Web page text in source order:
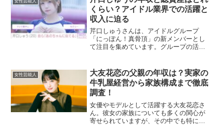
くらい？アイドル業界での活躍と
収入に迫る
芹口しゅうさんは、アイドルグループ
「にっぽん！真骨頂」の新メンバーとし
て注目を集めています。グループの活動
の記事では、彼女の活躍や年収、総資産
について詳しく見ていきます...
女性芸能人
大友花恋の父親の年収は？実家の
牛乳屋経営から家族構成まで徹底
調査！
女優やモデルとして活躍する大友花恋さ
ん。彼女の家族についても多くの関心が
寄せられていますが、その中でも特に